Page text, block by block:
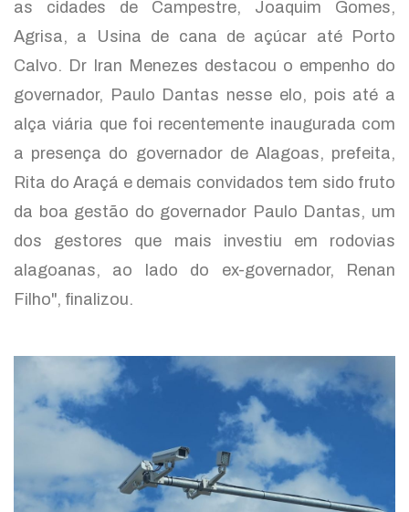
as cidades de Campestre, Joaquim Gomes,
Agrisa, a Usina de cana de açúcar até Porto
Calvo. Dr Iran Menezes destacou o empenho do
governador, Paulo Dantas nesse elo, pois até a
alça viária que foi recentemente inaugurada com
a presença do governador de Alagoas, prefeita,
Rita do Araçá e demais convidados tem sido fruto
da boa gestão do governador Paulo Dantas, um
dos gestores que mais investiu em rodovias
alagoanas, ao lado do ex-governador, Renan
Filho", finalizou.